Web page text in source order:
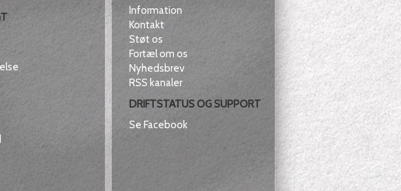
Information
Kontakt
Støt os
Fortæl om os
Nyhedsbrev
RSS kanaler
DRIFTSTATUS OG SUPPORT
Se Facebook